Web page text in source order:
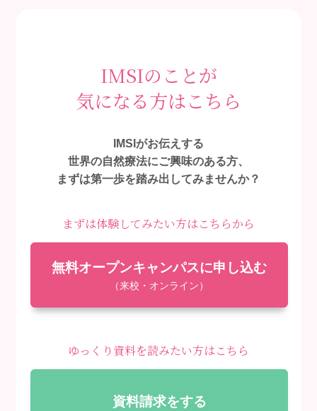
IMSIのことが
気になる方はこちら
IMSIがお伝えする
世界の自然療法にご興味のある方、
まずは第一歩を踏み出してみませんか？
まずは体験してみたい方はこちらから
無料オープンキャンパスに申し込む
（来校・オンライン）
ゆっくり資料を読みたい方はこちら
資料請求をする